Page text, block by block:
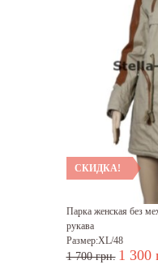
СКИДКА!
Парка женская без
рукава
Размер:XL/48
1 700 грн. 1 300